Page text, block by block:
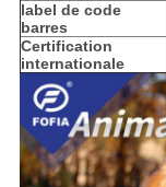
label de code
barres
Certification
internationale